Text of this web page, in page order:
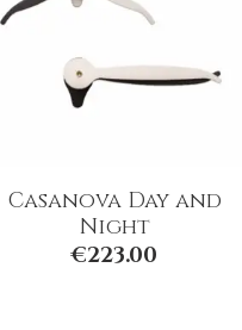
Casanova Day and
Night
€223.00